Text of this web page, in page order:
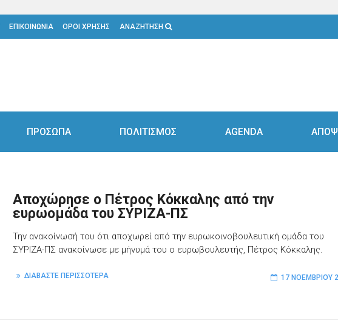
ΕΠΙΚΟΙΝΩΝΙΑ ΟΡΟΙ ΧΡΗΣΗΣ ΑΝΑΖΗΤΗΣΗ
ΠΡΟΣΩΠΑ ΠΟΛΙΤΙΣΜΟΣ AGENDA
Αποχώρησε ο Πέτρος Κόκκαλης από την
ευρωομάδα του ΣΥΡΙΖΑ-ΠΣ
Την ανακοίνωσή του ότι αποχωρεί από την ευρωκοινοβουλευτική ομάδα του
ΣΥΡΙΖΑ-ΠΣ ανακοίνωσε με μήνυμά του ο ευρωβουλευτής, Πέτρος Κόκκαλης.
ΔΙΑΒΑΣΤΕ ΠΕΡΙΣΣΟΤΕΡΑ 17 ΝΟΕΜΒΡΊΟΥ